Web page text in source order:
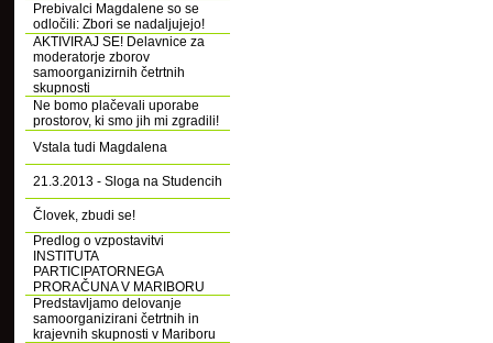
Prebivalci Magdalene so se
odločili: Zbori se nadaljujejo!
AKTIVIRAJ SE! Delavnice za
moderatorje zborov
samoorganizirnih četrtnih
skupnosti
Ne bomo plačevali uporabe
prostorov, ki smo jih mi zgradili!
Vstala tudi Magdalena
21.3.2013 - Sloga na Studencih
Človek, zbudi se!
Predlog o vzpostavitvi
INSTITUTA
PARTICIPATORNEGA
PRORAČUNA V MARIBORU
Predstavljamo delovanje
samoorganizirani četrtnih in
krajevnih skupnosti v Mariboru